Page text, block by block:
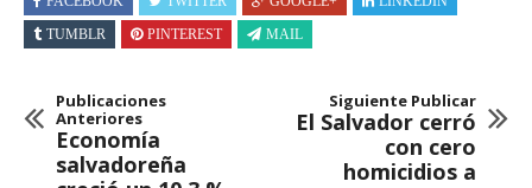
TUMBLR
PINTEREST MAIL
Publicaciones
Anteriores
Economía
salvadoreña
Siguiente Publicar
El Salvador cerró
con cero
homicidios a